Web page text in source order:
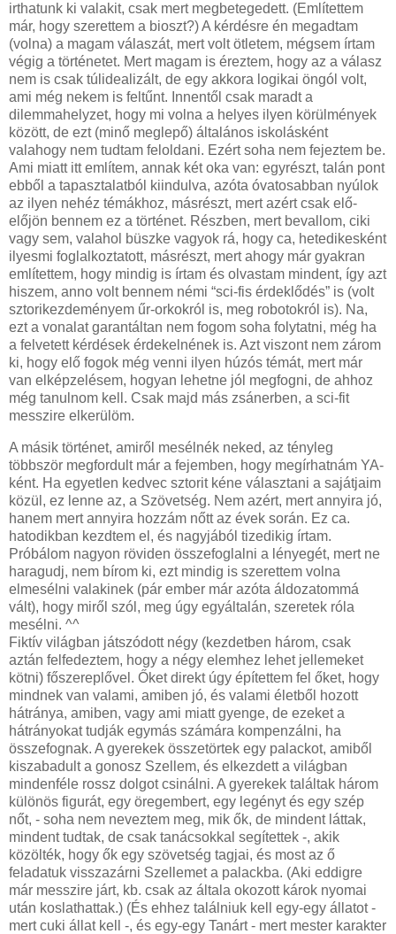
irthatunk ki valakit, csak mert megbetegedett. (Említettem
már, hogy szerettem a bioszt?) A kérdésre én megadtam
(volna) a magam válaszát, mert volt ötletem, mégsem írtam
végig a történetet. Mert magam is éreztem, hogy az a válasz
nem is csak túlidealizált, de egy akkora logikai öngól volt,
ami még nekem is feltűnt. Innentől csak maradt a
dilemmahelyzet, hogy mi volna a helyes ilyen körülmények
között, de ezt (minő meglepő) általános iskolásként
valahogy nem tudtam feloldani. Ezért soha nem fejeztem be.
Ami miatt itt említem, annak két oka van: egyrészt, talán pont
ebből a tapasztalatból kiindulva, azóta óvatosabban nyúlok
az ilyen nehéz témákhoz, másrészt, mert azért csak elő-
előjön bennem ez a történet. Részben, mert bevallom, ciki
vagy sem, valahol büszke vagyok rá, hogy ca, hetedikesként
ilyesmi foglalkoztatott, másrészt, mert ahogy már gyakran
említettem, hogy mindig is írtam és olvastam mindent, így azt
hiszem, anno volt bennem némi “sci-fis érdeklődés” is (volt
sztorikezdeményem űr-orkokról is, meg robotokról is). Na,
ezt a vonalat garantáltan nem fogom soha folytatni, még ha
a felvetett kérdések érdekelnének is. Azt viszont nem zárom
ki, hogy elő fogok még venni ilyen húzós témát, mert már
van elképzelésem, hogyan lehetne jól megfogni, de ahhoz
még tanulnom kell. Csak majd más zsánerben, a sci-fit
messzire elkerülöm.
A másik történet, amiről mesélnék neked, az tényleg
többször megfordult már a fejemben, hogy megírhatnám YA-
ként. Ha egyetlen kedvec sztorit kéne választani a sajátjaim
közül, ez lenne az, a Szövetség. Nem azért, mert annyira jó,
hanem mert annyira hozzám nőtt az évek során. Ez ca.
hatodikban kezdtem el, és nagyjából tizedikig írtam.
Próbálom nagyon röviden összefoglalni a lényegét, mert ne
haragudj, nem bírom ki, ezt mindig is szerettem volna
elmesélni valakinek (pár ember már azóta áldozatommá
vált), hogy miről szól, meg úgy egyáltalán, szeretek róla
mesélni. ^^
Fiktív világban játszódott négy (kezdetben három, csak
aztán felfedeztem, hogy a négy elemhez lehet jellemeket
kötni) főszereplővel. Őket direkt úgy építettem fel őket, hogy
mindnek van valami, amiben jó, és valami életből hozott
hátránya, amiben, vagy ami miatt gyenge, de ezeket a
hátrányokat tudják egymás számára kompenzálni, ha
összefognak. A gyerekek összetörtek egy palackot, amiből
kiszabadult a gonosz Szellem, és elkezdett a világban
mindenféle rossz dolgot csinálni. A gyerekek találtak három
különös figurát, egy öregembert, egy legényt és egy szép
nőt, - soha nem neveztem meg, mik ők, de mindent láttak,
mindent tudtak, de csak tanácsokkal segítettek -, akik
közölték, hogy ők egy szövetség tagjai, és most az ő
feladatuk visszazárni Szellemet a palackba. (Aki eddigre
már messzire járt, kb. csak az általa okozott károk nyomai
után koslathattak.) (És ehhez találniuk kell egy-egy állatot -
mert cuki állat kell -, és egy-egy Tanárt - mert mester karakter